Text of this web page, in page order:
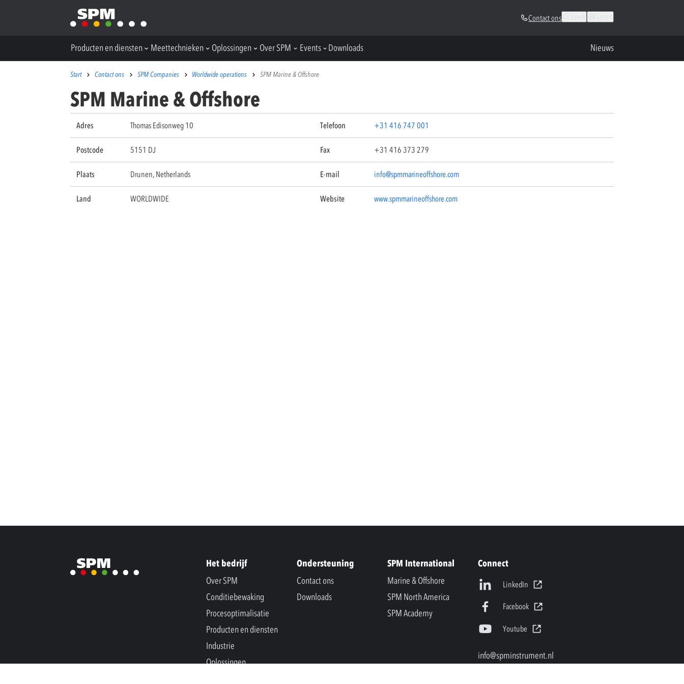
Contact ons
Producten en diensten Meettechnieken Oplossingen Over SPM Events Downloads Nieuws
Start Contact ons SPM Companies Worldwide operations SPM Marine & Offshore
SPM Marine & Offshore
Adres Thomas Edisonweg 10 Telefoon +31 416 747 001
Postcode 5151 DJ Fax +31 416 373 279
Plaats Drunen, Netherlands E-mail info@spmmarineoffshore.com
Land WORLDWIDE Website www.spmmarineoffshore.com
Het bedrijf
Over SPM
Conditiebewaking
Procesoptimalisatie
Producten en diensten
Industrie
Oplossingen
Ondersteuning
Contact ons
Downloads
SPM International
Marine & Offshore
SPM North America
SPM Academy
Connect
LinkedIn
Facebook
Youtube
info@spminstrument.nl